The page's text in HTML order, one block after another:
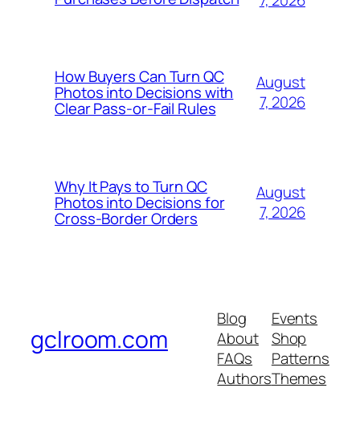
How Buyers Can Turn QC
Photos into Decisions with
Clear Pass-or-Fail Rules
August
7, 2026
Why It Pays to Turn QC
Photos into Decisions for
Cross-Border Orders
August
7, 2026
gclroom.com
Blog
About
FAQs
Authors
Events
Shop
Patterns
Themes